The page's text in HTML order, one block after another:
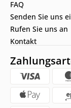
FAQ
Senden Sie uns
Rufen Sie uns an
Kontakt